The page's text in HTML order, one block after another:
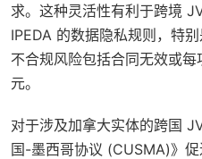
求。这种灵活性有利于跨境
IPEDA 的数据隐私规则，特
不合规风险包括合同无效或
元。
对于涉及加拿大实体的跨国
国-墨西哥协议 (CUSMA)》